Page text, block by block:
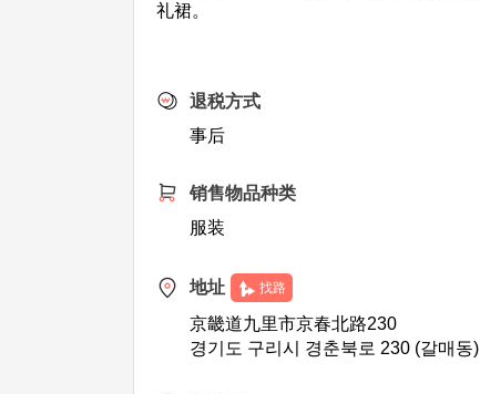
礼裙。
退税方式
事后
销售物品种类
服装
地址 找路
京畿道九里市京春北路230
경기도 구리시 경춘북로 230 (갈매동)